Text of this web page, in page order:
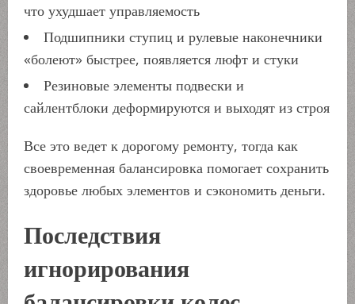
что ухудшает управляемость
Подшипники ступиц и рулевые наконечники
«болеют» быстрее, появляется люфт и стуки
Резиновые элементы подвески и
сайлентблоки деформируются и выходят из строя
Все это ведет к дорогому ремонту, тогда как
своевременная балансировка помогает сохранить
здоровье любых элементов и сэкономить деньги.
Последствия
игнорирования